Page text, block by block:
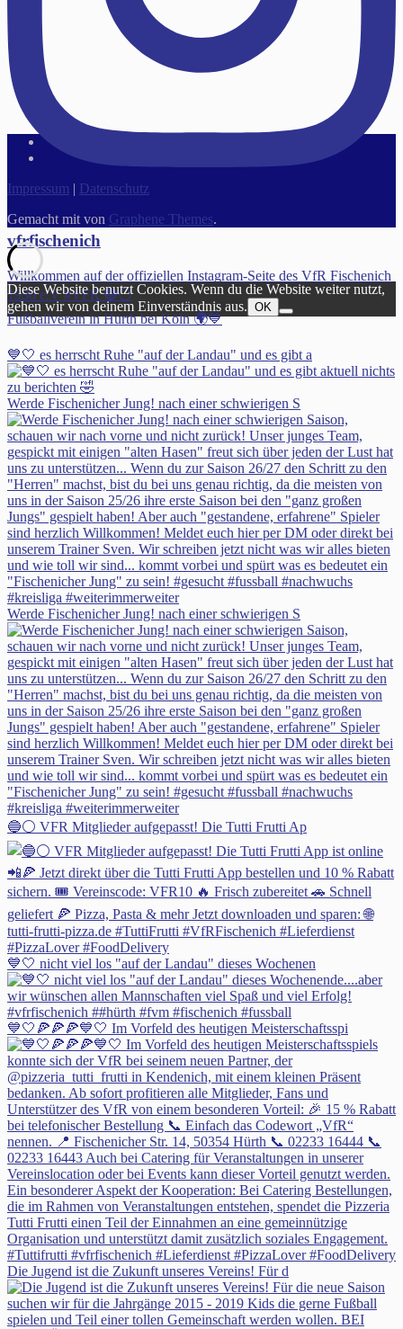
vfrfischenich
Willkommen auf der offiziellen Instagram-Seite des VfR Fischenich
1930 e.V #VFR 🔵⚪️
Fußballverein in Hürth bei Köln 🌍💙
💙🤍 es herrscht Ruhe "auf der Landau" und es gibt a
Werde Fischenicher Jung! nach einer schwierigen S
Werde Fischenicher Jung! nach einer schwierigen S
🔵⚪ VFR Mitglieder aufgepasst! Die Tutti Frutti Ap
💙🤍 nicht viel los "auf der Landau" dieses Wochenen
💙🤍🍕🍕🍕💙🤍 Im Vorfeld des heutigen Meisterschaftsspi
Die Jugend ist die Zukunft unseres Vereins! Für d
Impressum | Datenschutz
Gemacht mit von Graphene Themes.
Diese Website benutzt Cookies. Wenn du die Website weiter nutzt,
gehen wir von deinem Einverständnis aus. OK